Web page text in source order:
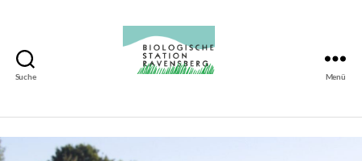
Suche
Ravensberg
Menü